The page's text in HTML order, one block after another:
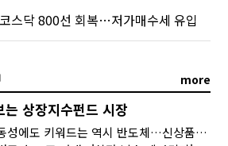
스닥 800선 회복…저가매수세 유입
more
상장지수펀드 시장
변동성에도 키워드는 역시 반도체…신상품은 우주·방산